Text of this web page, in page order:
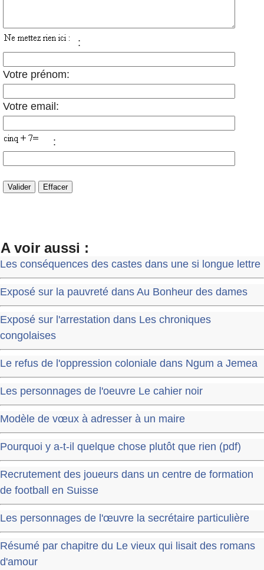
:
Votre prénom:
Votre email:
:
A voir aussi :
Les conséquences des castes dans une si longue lettre
Exposé sur la pauvreté dans Au Bonheur des dames
Exposé sur l'arrestation dans Les chroniques
congolaises
Le refus de l'oppression coloniale dans Ngum a Jemea
Les personnages de l'oeuvre Le cahier noir
Modèle de vœux à adresser à un maire
Pourquoi y a-t-il quelque chose plutôt que rien (pdf)
Recrutement des joueurs dans un centre de formation
de football en Suisse
Les personnages de l'œuvre la secrétaire particulière
Résumé par chapitre du Le vieux qui lisait des romans
d'amour